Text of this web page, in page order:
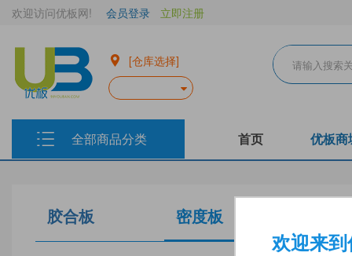
欢迎来到
欢迎访问优板网! 会员登录 立即注册
[仓库选择]
全部商品分类 首页 优板商
胶合板 密度板